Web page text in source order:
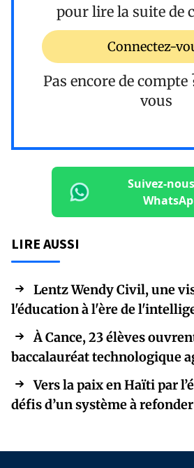
pour lire la suite de
Connectez-
Pas encore de compte
vous
Suivez-
LIRE AUSSI
Lentz Wendy Civil, une
l'éducation à l'ère de
À Cance, 23 élèves
baccalauréat technologique
Vers la paix en Haïti par
défis d’un système à refonder